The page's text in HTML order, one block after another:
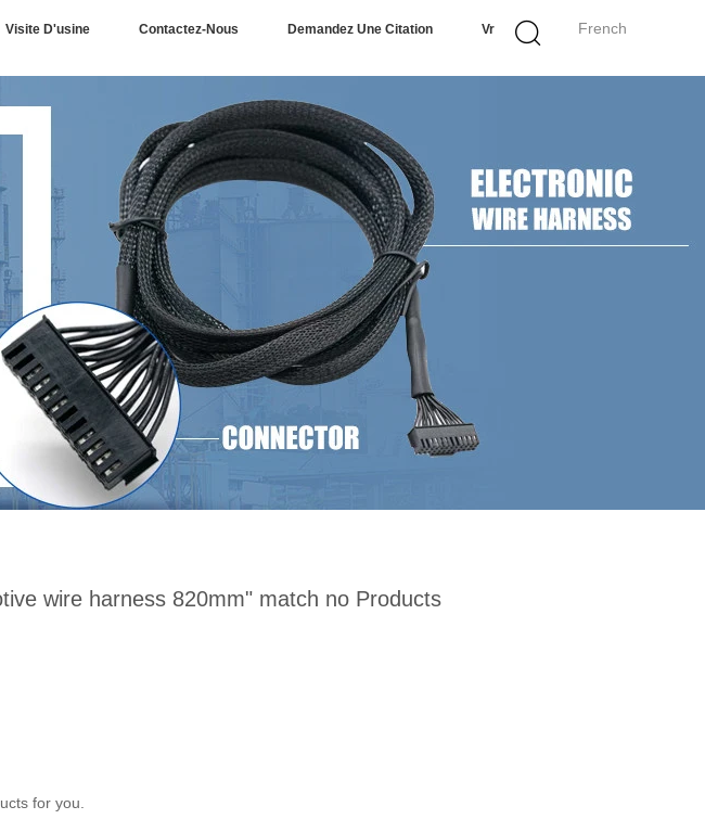
French
Visite D'usine Contactez-Nous Demandez Une Citation Vr
wire harness 820mm" match no Products
for you.